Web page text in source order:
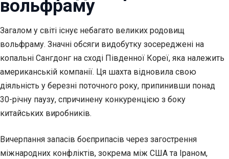
вольфраму
Загалом у світі існує небагато великих родовищ
вольфраму. Значні обсяги видобутку зосереджені на
копальні Сангдонг на сході Південної Кореї, яка належить
американській компанії. Ця шахта відновила свою
діяльність у березні поточного року, припинивши понад
30-річну паузу, спричинену конкуренцією з боку
китайських виробників.
Вичерпання запасів боєприпасів через загострення
міжнародних конфліктів, зокрема між США та Іраном,